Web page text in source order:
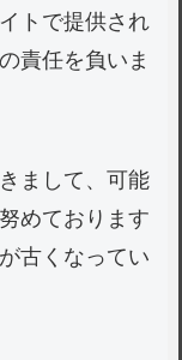
トで提供され
責任を負いま
まして、可能
めております
古くなってい